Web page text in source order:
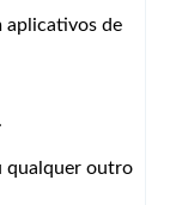
aplicativos de
qualquer outro